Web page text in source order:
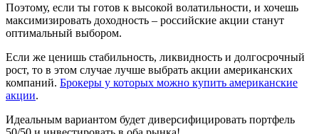
Поэтому, если ты готов к высокой волатильности, и хочешь
максимизировать доходность – российские акции станут
оптимальный выбором.
Если же ценишь стабильность, ликвидность и долгосрочный
рост, то в этом случае лучше выбрать акции американских
компаний. Брокеры у которых можно купить американские
акции.
Идеальным вариантом будет диверсифицировать портфель